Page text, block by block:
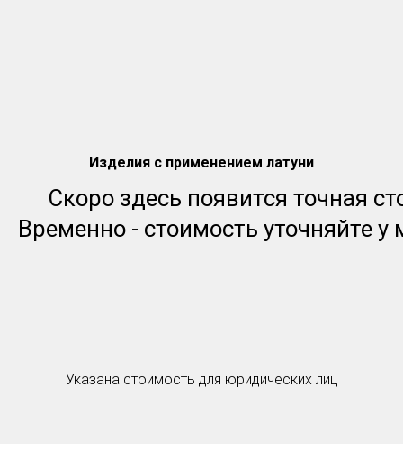
Изделия с применением латуни
Скоро здесь появится точная
Временно - стоимость уточняйте
Указана стоимость для юридических лиц